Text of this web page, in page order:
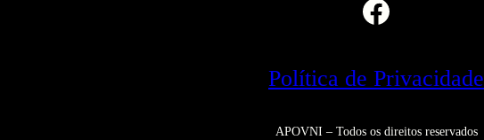
Facebook
Política de Privacidade
APOVNI – Todos os direitos reservados